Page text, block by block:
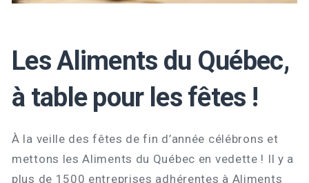
Les Aliments du Québec,
à table pour les fêtes !
À la veille des fêtes de fin d’année célébrons et
mettons les Aliments du Québec en vedette ! Il y a
plus de 1500 entreprises adhérentes à Aliments